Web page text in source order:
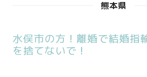
熊本県
水俣市の方！離婚で結婚指
を捨てないで！